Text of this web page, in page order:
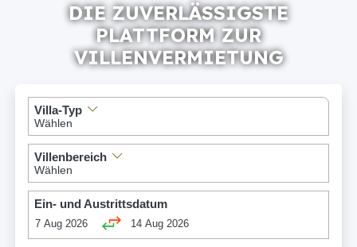
DIE ZUVERLÄSSIGSTE
PLATTFORM ZUR
VILLENVERMIETUNG
Villa-Typ
Villenbereich
Ein- und Austrittsdatum
7 Aug 2026 14 Aug 2026